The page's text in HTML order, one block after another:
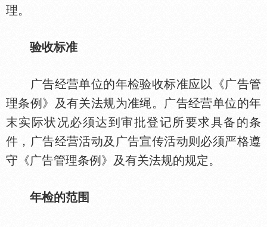
理。
验收标准
广告经营单位的年检验收标准应以《广告管
理条例》及有关法规为准绳。广告经营单位的年
末实际状况必须达到审批登记所要求具备的条
件，广告经营活动及广告宣传活动则必须严格遵
守《广告管理条例》及有关法规的规定。
年检的范围